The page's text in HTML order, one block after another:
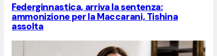
Federginnastica, arriva la sentenza:
ammonizione per la Maccarani, Tishina
assolta